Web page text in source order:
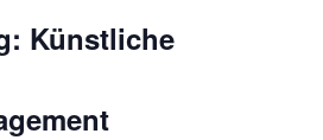
Künstliche